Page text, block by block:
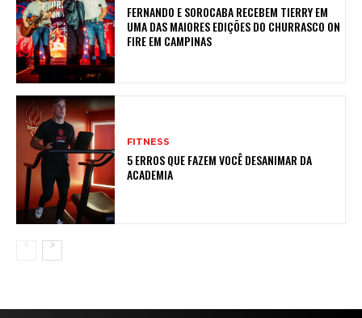
FERNANDO E SOROCABA RECEBEM TIERRY EM
UMA DAS MAIORES EDIÇÕES DO CHURRASCO ON
FIRE EM CAMPINAS
FITNESS
5 ERROS QUE FAZEM VOCÊ DESANIMAR DA
ACADEMIA